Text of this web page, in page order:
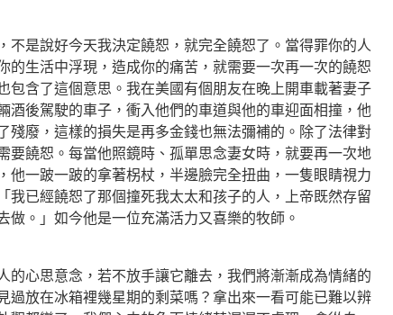
不是說好今天我決定饒恕，就完全饒恕了。當得罪你的人
的生活中浮現，造成你的痛苦，就需要一次再一次的饒恕
包含了這個意思。我在美國有個朋友在晚上開車載著妻子
酒後駕駛的車子，衝入他們的車道與他的車迎面相撞，他
殘廢，這樣的損失是再多金錢也無法彌補的。除了法律對
要饒恕。每當他照鏡時、孤單思念妻女時，就要再一次地
他一跛一跛的拿著柺杖，半邊臉完全扭曲，一隻眼睛視力
我已經饒恕了那個撞死我太太和孩子的人，上帝既然存留
做。」如今他是一位充滿活力又喜樂的牧師。
的心思意念，若不放手讓它離去，我們將漸漸成為情緒的
過放在冰箱裡幾星期的剩菜嗎？拿出來一看可能已難以辨